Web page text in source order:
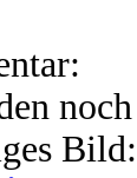
Bild: